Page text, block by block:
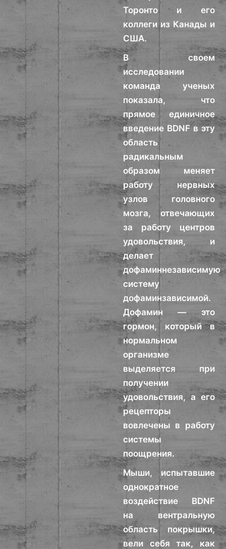
Торонто и его
коллеги из Канады и
США.
В своем
исследовании
команда ученых
показала, что
прямое единичное
введение BDNF в эту
область
радикальным
образом меняет
работу нервных
узлов головного
мозга, отвечающих
за работу центров
удовольствия, и
делает
дофаминнезависимую
систему
дофаминзависимой.
Дофамин — это
гормон, который в
нормальном
организме
выделяется при
получении
удовольствия, а его
рецепторы
вовлечены в работу
системы
поощрения.
Мыши, испытавшие
однократное
воздействие BDNF
на вентральную
область покрышки,
вели себя так, как